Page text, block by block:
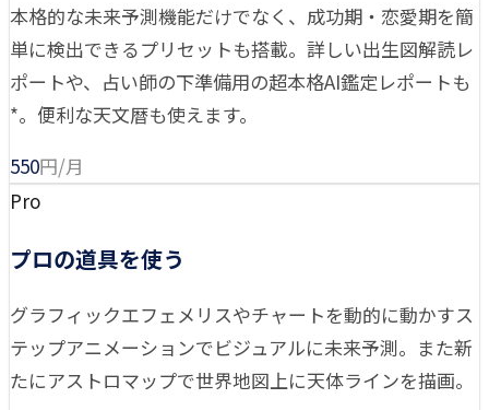
本格的な未来予測機能だけでなく、成功期・恋愛期を簡
単に検出できるプリセットも搭載。詳しい出生図解読レ
ポートや、占い師の下準備用の超本格AI鑑定レポートも
*。便利な天文暦も使えます。
550円/月
Pro
プロの道具を使う
グラフィックエフェメリスやチャートを動的に動かすス
テップアニメーションでビジュアルに未来予測。また新
たにアストロマップで世界地図上に天体ラインを描画。